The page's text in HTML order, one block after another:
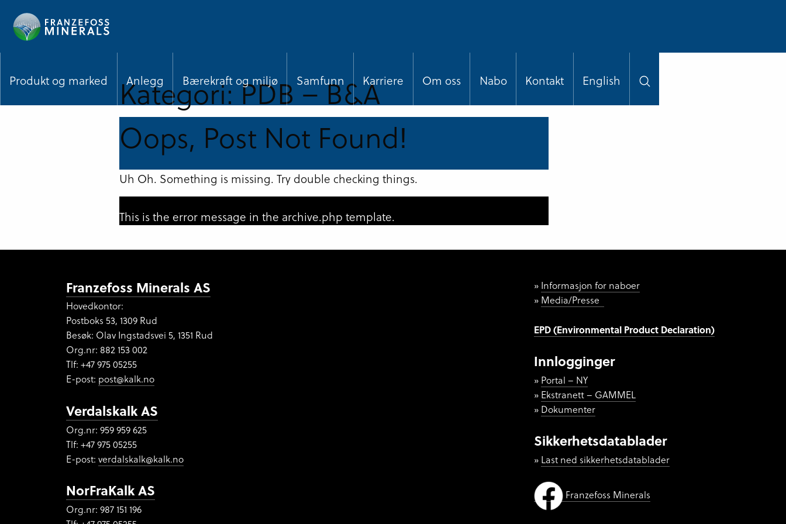
hovedinnhold
Produkt og marked Anlegg Bærekraft og miljø Samfunn Karriere Om oss Nabo Kontakt English
Kategori:PDB – B&A
Oops, Post Not Found!
Uh Oh. Something is missing. Try double checking things.
This is the error message in the archive.php template.
Franzefoss Minerals AS
Hovedkontor:
Postboks 53, 1309 Rud
Besøk: Olav Ingstadsvei 5, 1351 Rud
Org.nr: 882 153 002
Tlf: +47 975 05255
E-post: post@kalk.no
Verdalskalk AS
Org.nr: 959 959 625
Tlf: +47 975 05255
E-post: verdalskalk@kalk.no
NorFraKalk AS
Org.nr: 987 151 196
Informasjon for naboer
Media/Presse
EPD (Environmental Product Declaration)
Innlogginger
Portal – NY
Ekstranett – GAMMEL
Dokumenter
Sikkerhetsdatablader
Last ned sikkerhetsdatablader
Franzefoss Minerals